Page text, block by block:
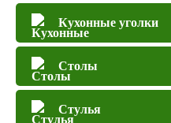
Кухонные уголки
Столы
Стулья